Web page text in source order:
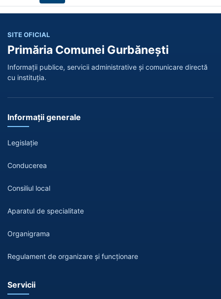
SITE OFICIAL
Primăria Comunei Gurbănești
Informații publice, servicii administrative și comunicare directă
cu instituția.
Informații generale
Legislație
Conducerea
Consiliul local
Aparatul de specialitate
Organigrama
Regulament de organizare și funcționare
Servicii